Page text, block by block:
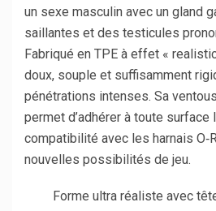
un sexe masculin avec un gland
saillantes et des testicules
Fabriqué en TPE à effet «
doux, souple et suffisamment
pénétrations intenses. Sa
permet d’adhérer à toute
compatibilité avec les harnais
nouvelles possibilités de jeu.
Forme ultra réaliste avec